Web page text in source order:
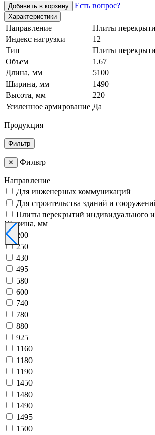
Добавить в корзину Есть вопрос?
Характеристики
Направление
Плиты
Индекс нагрузки
12
Тип
Плиты
Объем
1.67
Длина, мм
5100
Ширина, мм
1490
Высота, мм
220
Усиленное армирование Да
Продукция
Фильтр
✕ Фильтр
Направление
Для инженерных коммуникаций
Для строительства зданий и
Плиты перекрытий индивидуального
Ширина, мм
200
250
430
495
580
600
740
780
880
925
1160
1180
1190
1450
1480
1490
1495
1500